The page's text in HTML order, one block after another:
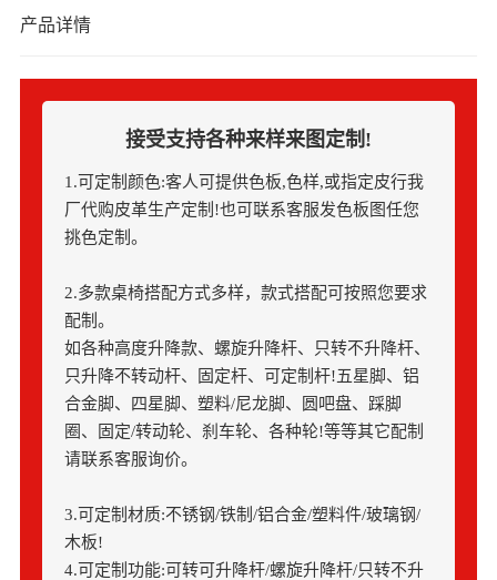
产品详情
接受支持各种来样来图定制!
1.可定制颜色:客人可提供色板,色样,或指定皮行我
厂代购皮革生产定制!也可联系客服发色板图任您
挑色定制。
2.多款桌椅搭配方式多样，款式搭配可按照您要求
配制。
如各种高度升降款、螺旋升降杆、只转不升降杆、
只升降不转动杆、固定杆、可定制杆!五星脚、铝
合金脚、四星脚、塑料/尼龙脚、圆吧盘、踩脚
圈、固定/转动轮、刹车轮、各种轮!等等其它配制
请联系客服询价。
3.可定制材质:不锈钢/铁制/铝合金/塑料件/玻璃钢/
木板!
4.可定制功能:可转可升降杆/螺旋升降杆/只转不升